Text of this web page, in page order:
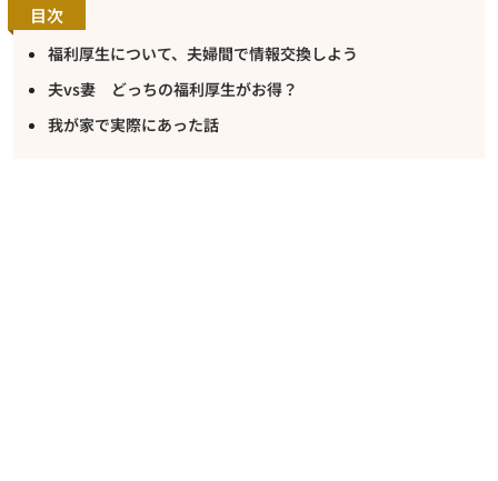
目次
福利厚生について、夫婦間で情報交換しよう
夫vs妻 どっちの福利厚生がお得？
我が家で実際にあった話